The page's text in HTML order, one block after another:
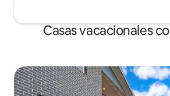
Casas vacacionales